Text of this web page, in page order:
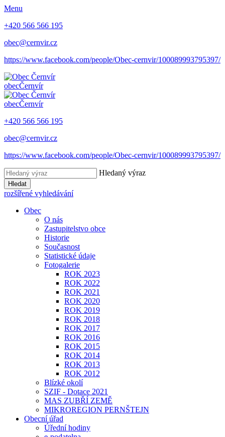
Menu
+420 566 566 195
obec@cernvir.cz
https://www.facebook.com/people/Obec-cernvir/100089993795397/
obecČernvír
obecČernvír
+420 566 566 195
obec@cernvir.cz
https://www.facebook.com/people/Obec-cernvir/100089993795397/
Hledaný výraz
Hledat
rozšířené vyhledávání
Obec
O nás
Zastupitelstvo obce
Historie
Současnost
Statistické údaje
Fotogalerie
ROK 2023
ROK 2022
ROK 2021
ROK 2020
ROK 2019
ROK 2018
ROK 2017
ROK 2016
ROK 2015
ROK 2014
ROK 2013
ROK 2012
Blízké okolí
SZIF - Dotace 2021
MAS ZUBŘÍ ZEMĚ
MIKROREGION PERNŠTEJN
Obecní úřad
Úřední hodiny